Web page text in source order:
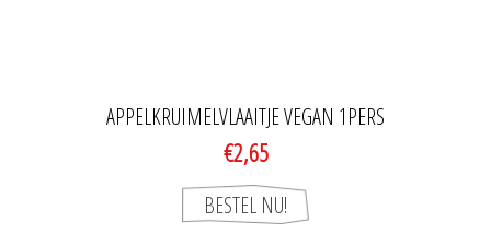
APPELKRUIMELVLAAITJE VEGAN 1PERS
€2,65